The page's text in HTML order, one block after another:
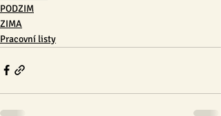
PODZIM
ZIMA
Pracovní listy